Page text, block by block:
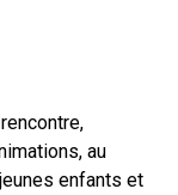
au
enfants et